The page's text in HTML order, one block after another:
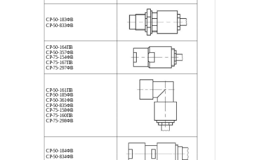
СР-50-183ФВ
СР-50-833ФВ
СР-50-164ПВ
СР-50-357ФВ
СР-75-154ФВ
СР-75-167ПВ
СР-75-297ФВ
СР-50-161ПВ
СР-50-185ФВ
СР-50-361ФВ
СР-50-835ФВ
СР-75-158ФВ
СР-75-160ПВ
СР-75-298ФВ
СР-50-184ФВ
СР-50-834ФВ